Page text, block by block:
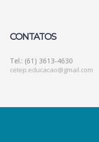
CONTATOS
Tel.: (61) 3613-4630
cetep.educacao@gmail.com